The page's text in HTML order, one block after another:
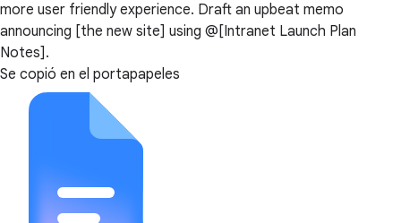
more user friendly experience. Draft an upbeat memo
announcing [the new site] using @[Intranet Launch Plan
Notes].
Se copió en el portapapeles